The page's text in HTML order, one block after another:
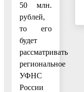
50 млн.
рублей,
то его
будет
рассматривать
региональное
УФНС
России